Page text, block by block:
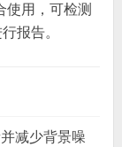
使用，可检测
报告。
减少背景噪